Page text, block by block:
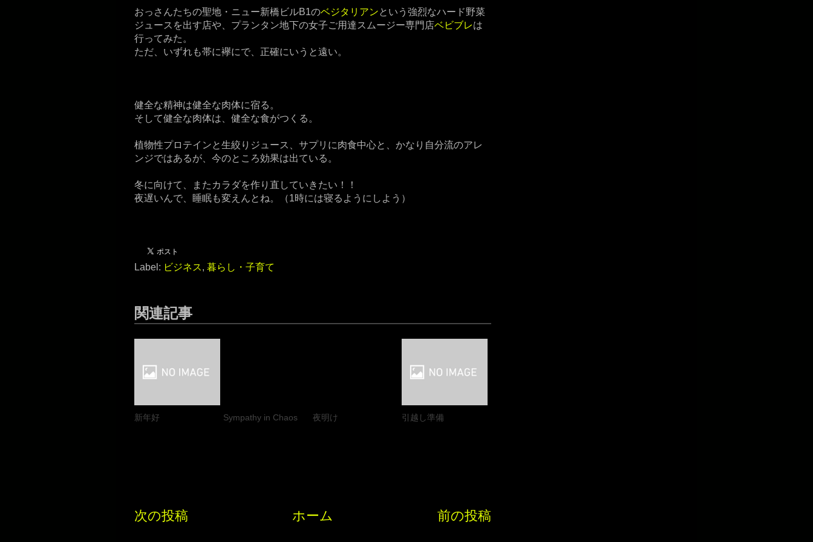
おっさんたちの聖地・ニュー新橋ビルB1のベジタリアンという強烈なハード野菜
ジュースを出す店や、プランタン地下の女子ご用達スムージー専門店ベビブレは
行ってみた。
ただ、いずれも帯に襷にで、正確にいうと遠い。
健全な精神は健全な肉体に宿る。
そして健全な肉体は、健全な食がつくる。
植物性プロテインと生絞りジュース、サプリに肉食中心と、かなり自分流のアレ
ンジではあるが、今のところ効果は出ている。
冬に向けて、またカラダを作り直していきたい！！
夜遅いんで、睡眠も変えんとね。（1時には寝るようにしよう）
Label: ビジネス, 暮らし・子育て
関連記事
新年好 Sympathy in Chaos 夜明け 引越し準備
次の投稿 前の投稿
ホーム